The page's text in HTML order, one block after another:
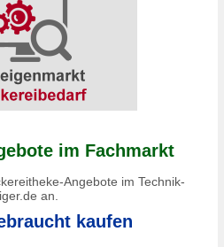
im Fachmarkt
Angebote im Technik-
an.
kaufen